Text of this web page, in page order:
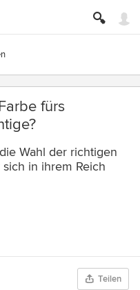
fürs
Wahl der richtigen
in ihrem Reich
Teilen